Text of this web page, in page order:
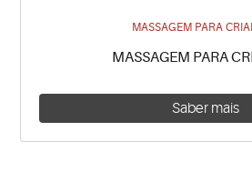
MASSAGEM PARA
MASSAGEM PARA
Saber mais